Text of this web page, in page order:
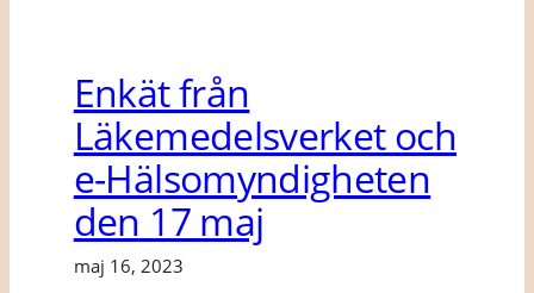
Enkät från
Läkemedelsverket och
e-Hälsomyndigheten
den 17 maj
maj 16, 2023